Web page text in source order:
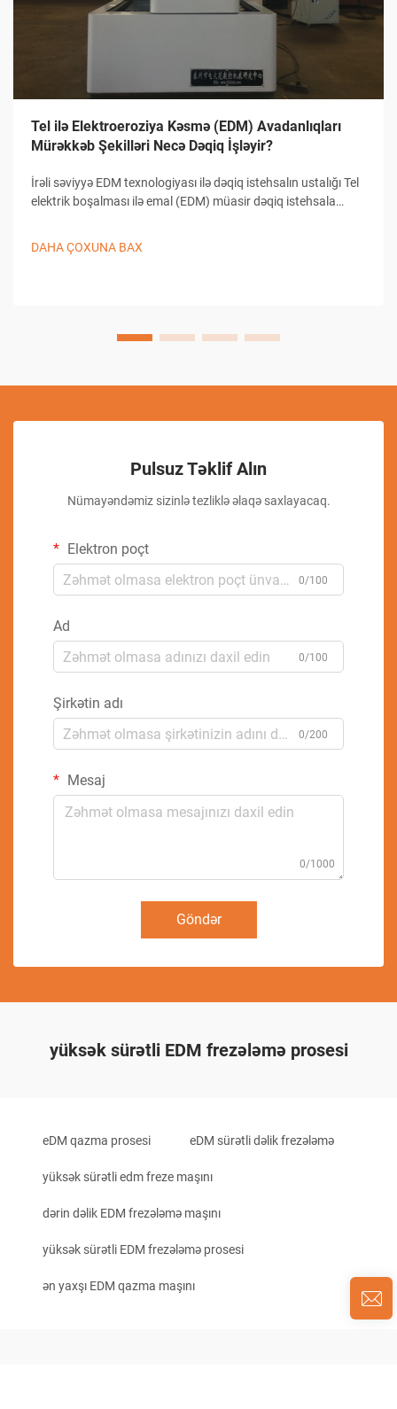
Tel ilə Elektroeroziya Kəsmə (EDM) Avadanlıqları
Mürəkkəb Şekilləri Necə Dəqiq İşləyir?
İrəli səviyyə EDM texnologiyası ilə dəqiq istehsalın ustalığı Tel
elektrik boşalması ilə emal (EDM) müasir dəqiq istehsala
təqdim edir...
DAHA ÇOXUNA BAX
Pulsuz Təklif Alın
Nümayəndəmiz sizinlə tezliklə əlaqə saxlayacaq.
Elektron poçt
0/100
Ad
0/100
Şirkətin adı
0/200
Mesaj
0/1000
Göndər
yüksək sürətli EDM frezələmə prosesi
eDM qazma prosesi eDM sürətli dəlik frezələmə
yüksək sürətli edm freze maşını
dərin dəlik EDM frezələmə maşını
yüksək sürətli EDM frezələmə prosesi
ən yaxşı EDM qazma maşını